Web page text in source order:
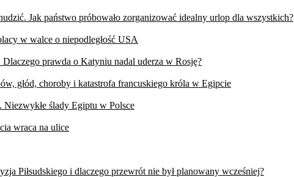
Jak państwo próbowało zorganizować idealny urlop dla wszystkich?
w walce o niepodległość USA
prawda o Katyniu nadal uderza w Rosję?
głód, choroby i katastrofa francuskiego króla w Egipcie
ślady Egiptu w Polsce
wraca na ulice
Piłsudskiego i dlaczego przewrót nie był planowany wcześniej?